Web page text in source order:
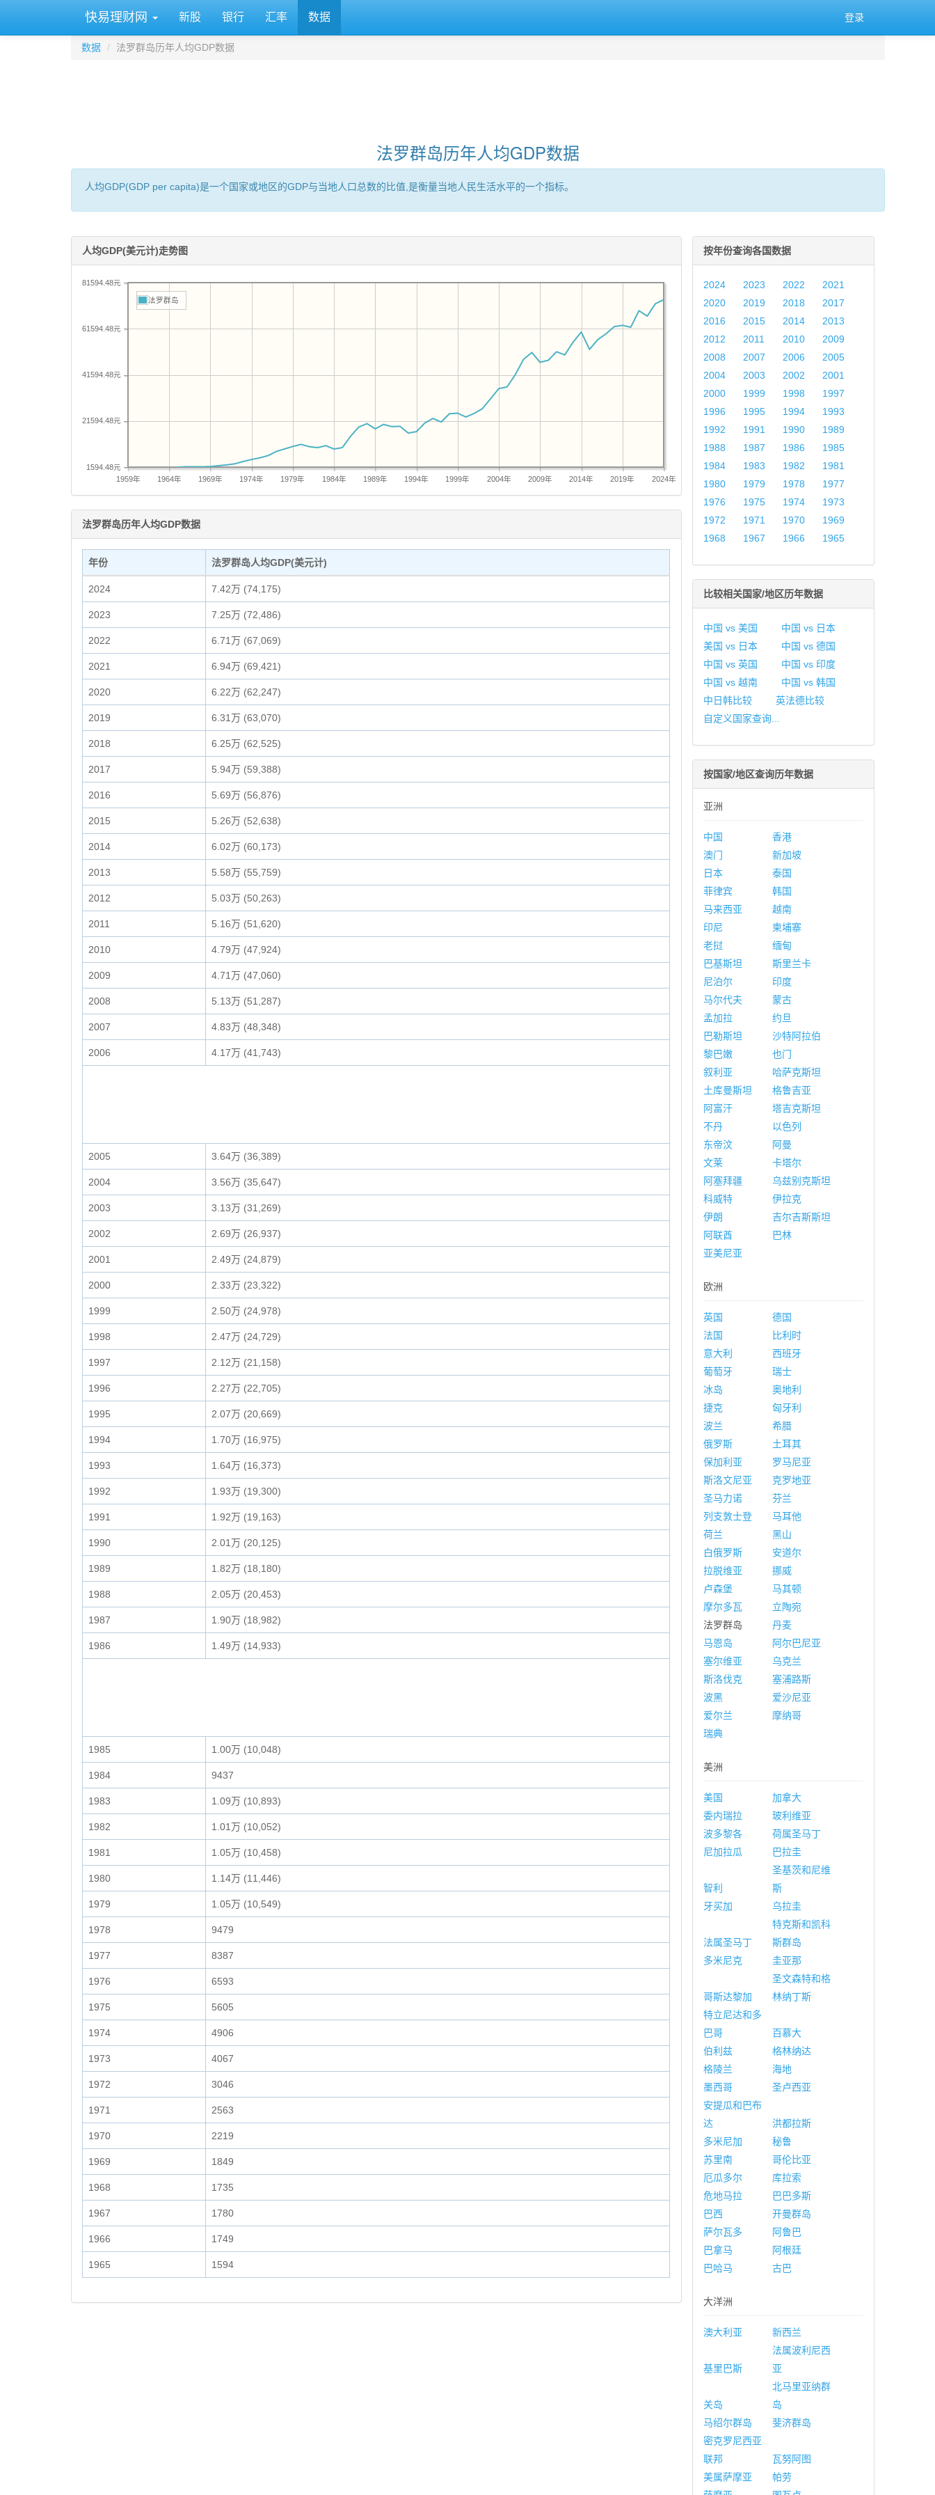
快易理财网 新股 银行 汇率 数据 登录
数据 法罗群岛历年人均GDP数据
法罗群岛历年人均GDP数据
人均GDP(GDP per capita)是一个国家或地区的GDP与当地人口总数的比值,是衡量当地人民生活水平的一个指标。
人均GDP(美元计)走势图
1959年 1964年 1969年 1974年 1979年 1984年 1989年 1994年 1999年 2004年 2009年 2014年 2019年 2024年
1594.48元
21594.48元
41594.48元
61594.48元
81594.48元
法罗群岛
法罗群岛历年人均GDP数据
年份 法罗群岛人均GDP(美元计)
2024 7.42万 (74,175)
2023 7.25万 (72,486)
2022 6.71万 (67,069)
2021 6.94万 (69,421)
2020 6.22万 (62,247)
2019 6.31万 (63,070)
2018 6.25万 (62,525)
2017 5.94万 (59,388)
2016 5.69万 (56,876)
2015 5.26万 (52,638)
2014 6.02万 (60,173)
2013 5.58万 (55,759)
2012 5.03万 (50,263)
2011 5.16万 (51,620)
2010 4.79万 (47,924)
2009 4.71万 (47,060)
2008 5.13万 (51,287)
2007 4.83万 (48,348)
2006 4.17万 (41,743)
2005 3.64万 (36,389)
2004 3.56万 (35,647)
2003 3.13万 (31,269)
2002 2.69万 (26,937)
2001 2.49万 (24,879)
2000 2.33万 (23,322)
1999 2.50万 (24,978)
1998 2.47万 (24,729)
1997 2.12万 (21,158)
1996 2.27万 (22,705)
1995 2.07万 (20,669)
1994 1.70万 (16,975)
1993 1.64万 (16,373)
1992 1.93万 (19,300)
1991 1.92万 (19,163)
1990 2.01万 (20,125)
1989 1.82万 (18,180)
1988 2.05万 (20,453)
1987 1.90万 (18,982)
1986 1.49万 (14,933)
1985 1.00万 (10,048)
1984 9437
1983 1.09万 (10,893)
1982 1.01万 (10,052)
1981 1.05万 (10,458)
1980 1.14万 (11,446)
1979 1.05万 (10,549)
1978 9479
1977 8387
1976 6593
1975 5605
1974 4906
1973 4067
1972 3046
1971 2563
1970 2219
1969 1849
1968 1735
1967 1780
1966 1749
1965 1594
按年份查询各国数据
2024 2023 2022
2021
2020
2019 2018
2017
2016
2015 2014
2013
2012
2011 2010
2009
2008
2007 2006
2005
2004
2003 2002
2001
2000
1999 1998
1997
1996
1995 1994
1993
1992
1991 1990
1989
1988
1987 1986
1985
1984
1983 1982
1981
1980
1979 1978
1977
1976
1975 1974
1973
1972
1971 1970
1969
1968
1967 1966 1965
比较相关国家/地区历年数据
中国 vs 美国
中国 vs 日本
美国 vs 日本
中国 vs 德国
中国 vs 英国
中国 vs 印度
中国 vs 越南
中国 vs 韩国
中日韩比较
英法德比较
自定义国家查询...
按国家/地区查询历年数据
亚洲
中国
香港
澳门
新加坡
日本
泰国
菲律宾
韩国
马来西亚
越南
印尼
柬埔寨
老挝
缅甸
巴基斯坦
斯里兰卡
尼泊尔
印度
马尔代夫
蒙古
孟加拉
约旦
巴勒斯坦
沙特阿拉伯
黎巴嫩
也门
叙利亚
哈萨克斯坦
土库曼斯坦
格鲁吉亚
阿富汗
塔吉克斯坦
不丹
以色列
东帝汶
阿曼
文莱
卡塔尔
阿塞拜疆
乌兹别克斯坦
科威特
伊拉克
伊朗
吉尔吉斯斯坦
阿联酋
巴林
亚美尼亚
欧洲
英国
德国
法国
比利时
意大利
西班牙
葡萄牙
瑞士
冰岛
奥地利
捷克
匈牙利
波兰
希腊
俄罗斯
土耳其
保加利亚
罗马尼亚
斯洛文尼亚
克罗地亚
圣马力诺
芬兰
列支敦士登
马耳他
荷兰
黑山
白俄罗斯
安道尔
拉脱维亚
挪威
卢森堡
马其顿
摩尔多瓦
立陶宛
法罗群岛
丹麦
马恩岛
阿尔巴尼亚
塞尔维亚
乌克兰
斯洛伐克
塞浦路斯
波黑
爱沙尼亚
爱尔兰
摩纳哥
瑞典
美洲
美国
加拿大
委内瑞拉
玻利维亚
波多黎各
荷属圣马丁
尼加拉瓜
巴拉圭
智利
圣基茨和尼维
斯
牙买加
乌拉圭
法属圣马丁
特克斯和凯科
斯群岛
多米尼克
圭亚那
哥斯达黎加
圣文森特和格
林纳丁斯
特立尼达和多
巴哥
百慕大
伯利兹
格林纳达
格陵兰
海地
墨西哥
圣卢西亚
安提瓜和巴布
达
洪都拉斯
多米尼加
秘鲁
苏里南
哥伦比亚
厄瓜多尔
库拉索
危地马拉
巴巴多斯
巴西
开曼群岛
萨尔瓦多
阿鲁巴
巴拿马
阿根廷
巴哈马
古巴
大洋洲
澳大利亚 新西兰
基里巴斯
法属波利尼西
亚
关岛
北马里亚纳群
岛
马绍尔群岛
斐济群岛
密克罗尼西亚
联邦
瓦努阿图
美属萨摩亚
帕劳